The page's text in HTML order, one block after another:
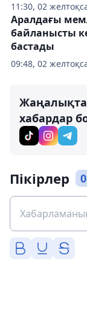
11:30, 02
09:48, 02
Аралдағы
байланысты
бастады
хабардар
Пікірлер 0